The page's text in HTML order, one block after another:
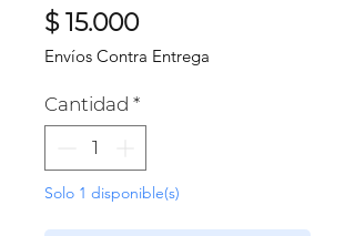
$ 15.000Precio
Envíos Contra Entrega
Cantidad *
Solo 1 disponible(s)